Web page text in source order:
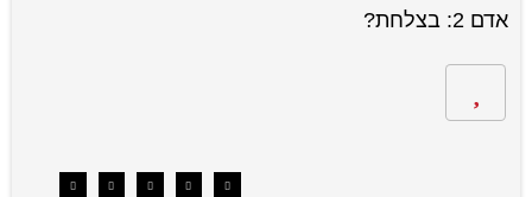
אדם 2: בצלחת?